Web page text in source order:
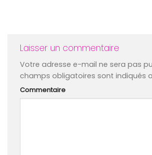
Laisser un commentaire
Votre adresse e-mail ne sera pas
champs obligatoires sont indiqués
Commentaire